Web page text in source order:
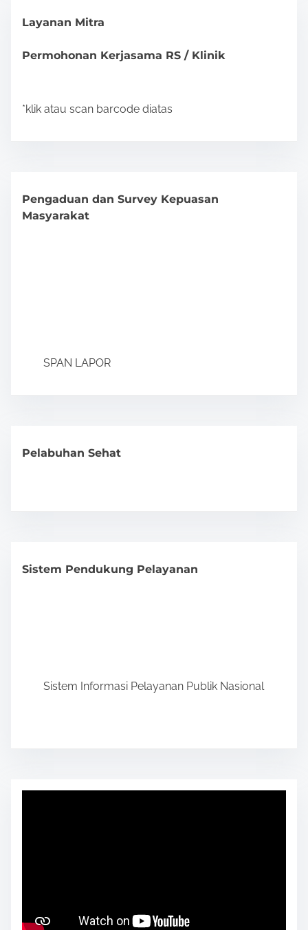
Layanan Mitra
Permohonan Kerjasama RS / Klinik
*klik atau scan barcode diatas
Pengaduan dan Survey Kepuasan
Masyarakat
SPAN LAPOR
Pelabuhan Sehat
Sistem Pendukung Pelayanan
Sistem Informasi Pelayanan Publik Nasional